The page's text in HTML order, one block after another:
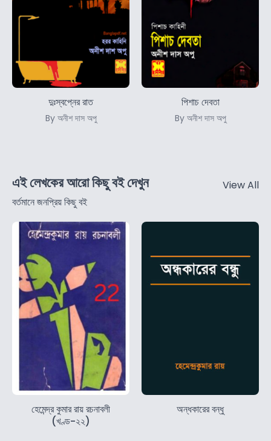
দুঃস্বপ্নের রাত
By অনীশ দাস অপু
পিশাচ দেবতা
By অনীশ দাস অপু
এই লেখকের আরো কিছু বই দেখুন
বর্তমানে জনপ্রিয় কিছু বই
View All
হেমেন্দ্র কুমার রায় রচনাবলী
(খণ্ড-২২)
অন্ধকারের বন্ধু